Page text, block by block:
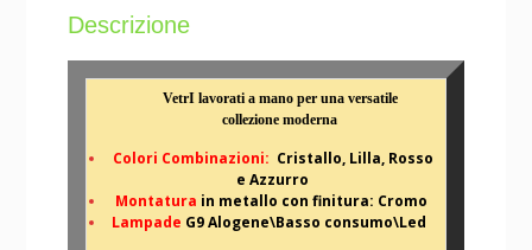
Descrizione
VetrI lavorati a mano per una versatile
collezione moderna
Colori Combinazioni: Cristallo, Lilla, Rosso
e Azzurro
Montatura in metallo con finitura: Cromo
Lampade G9 Alogene\Basso consumo\Led